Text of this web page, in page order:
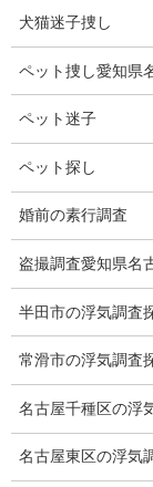
カテゴリー
2023-07-25
総
犬猫迷子捜し
ペット捜し愛知県
ペット迷子
ペット探し
婚前の素行調査
盗撮調査愛知県名
半田市の浮気調査
常滑市の浮気調査
名古屋千種区の浮
名古屋東区の浮気